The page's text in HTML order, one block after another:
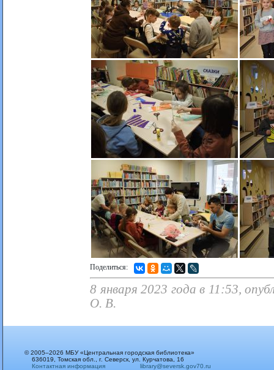
Поделиться:
8 января 2023 года в 11:53,
О. В.
© 2005–2026 МБУ «Центральная городская библиотека»
636019, Томская обл., г. Северск, ул. Курчатова, 16
Контактная информация
library@seversk.gov70.ru